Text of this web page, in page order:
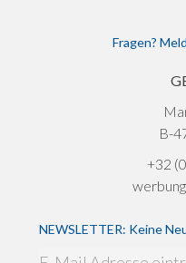
Fragen?
B-
+32
NEWSLETTER: Keine